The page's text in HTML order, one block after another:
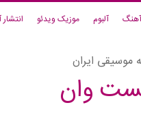
آلبوم موزیک ویدئو
موسیقی ایران
وان